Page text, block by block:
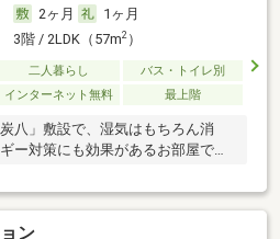
2ヶ月
1ヶ月
3階 / 2LDK（57m2）
二人暮らし
バス・トイレ別
インターネット無料 最上階
八」敷設で、湿気はもちろん消
ー対策にも効果があるお部屋で
ン